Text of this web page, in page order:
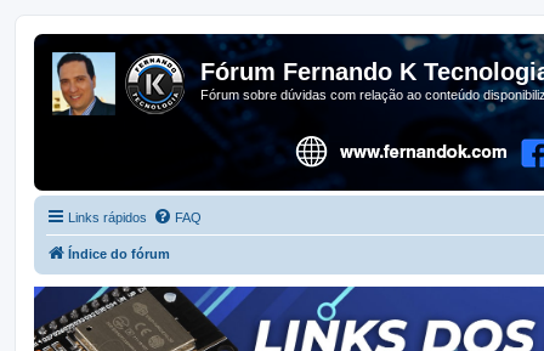
Fórum Fernando K
Fórum sobre dúvidas com relação ao conteúdo
Links rápidos FAQ
Índice do fórum